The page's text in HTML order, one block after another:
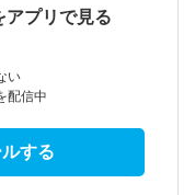
アプリで見る
い
配信中
する